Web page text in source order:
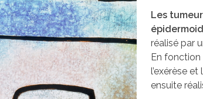
Les
réalisé par
En
l’exérèse
ensuite